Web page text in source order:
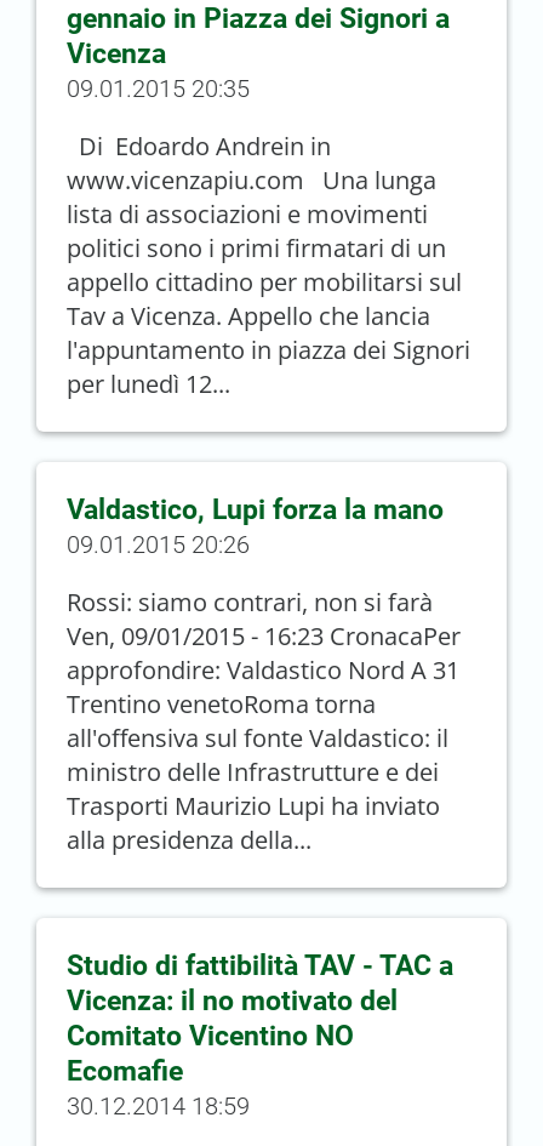
gennaio in Piazza dei Signori a
Vicenza
09.01.2015 20:35
Di Edoardo Andrein in
www.vicenzapiu.com Una lunga
lista di associazioni e movimenti
politici sono i primi firmatari di un
appello cittadino per mobilitarsi sul
Tav a Vicenza. Appello che lancia
l'appuntamento in piazza dei Signori
per lunedì 12...
Valdastico, Lupi forza la mano
09.01.2015 20:26
Rossi: siamo contrari, non si farà
Ven, 09/01/2015 - 16:23 CronacaPer
approfondire: Valdastico Nord A 31
Trentino venetoRoma torna
all'offensiva sul fonte Valdastico: il
ministro delle Infrastrutture e dei
Trasporti Maurizio Lupi ha inviato
alla presidenza della...
Studio di fattibilità TAV - TAC a
Vicenza: il no motivato del
Comitato Vicentino NO
Ecomafie
30.12.2014 18:59